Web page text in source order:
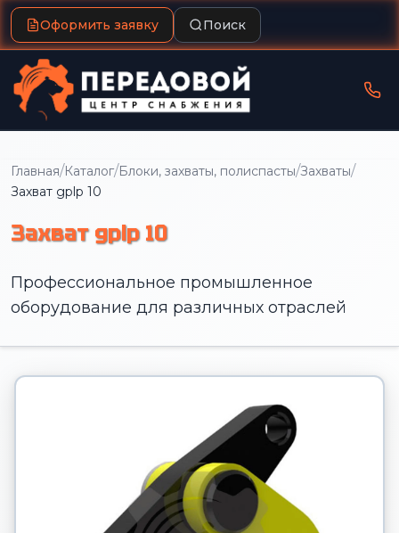
Оформить заявку Поиск
Главная/Каталог/Блоки, захваты, полиспасты/Захваты/
Захват gplp 10
Захват gplp 10
Профессиональное промышленное
оборудование для различных отраслей